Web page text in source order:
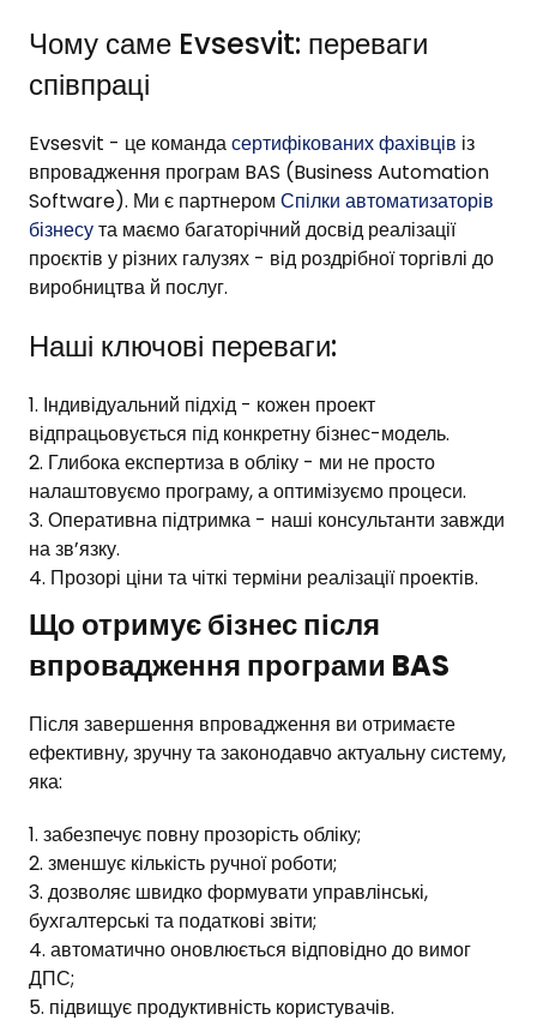
Чому саме Evsesvit: переваги
співпраці
Evsesvit - це командасертифікованих фахівців із
впровадження програм BAS (Business Automation
Software). Ми є партнером Спілки автоматизаторів
бізнесута маємо багаторічний досвід реалізації
проєктів у різних галузях - від роздрібної торгівлі до
виробництва й послуг.
Наші ключові переваги:
Індивідуальний підхід - кожен проект
відпрацьовується під конкретну бізнес-модель.
Глибока експертиза в обліку - ми не просто
налаштовуємо програму, а оптимізуємо процеси.
Оперативна підтримка - наші консультанти завжди
на зв’язку.
Прозорі ціни та чіткі терміни реалізації проектів.
Що отримує бізнес після
впровадження програми BAS
Після завершення впровадження ви отримаєте
ефективну, зручну та законодавчо актуальну систему,
яка:
забезпечує повну прозорість обліку;
зменшує кількість ручної роботи;
дозволяє швидко формувати управлінські,
бухгалтерські та податкові звіти;
автоматично оновлюється відповідно до вимог
ДПС;
підвищує продуктивність користувачів.